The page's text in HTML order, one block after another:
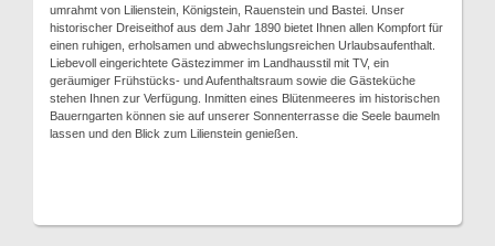
umrahmt von Lilienstein, Königstein, Rauenstein und Bastei. Unser
historischer Dreiseithof aus dem Jahr 1890 bietet Ihnen allen Kompfort für
einen ruhigen, erholsamen und abwechslungsreichen Urlaubsaufenthalt.
Liebevoll eingerichtete Gästezimmer im Landhausstil mit TV, ein
geräumiger Frühstücks- und Aufenthaltsraum sowie die Gästeküche
stehen Ihnen zur Verfügung. Inmitten eines Blütenmeeres im historischen
Bauerngarten können sie auf unserer Sonnenterrasse die Seele baumeln
lassen und den Blick zum Lilienstein genießen.